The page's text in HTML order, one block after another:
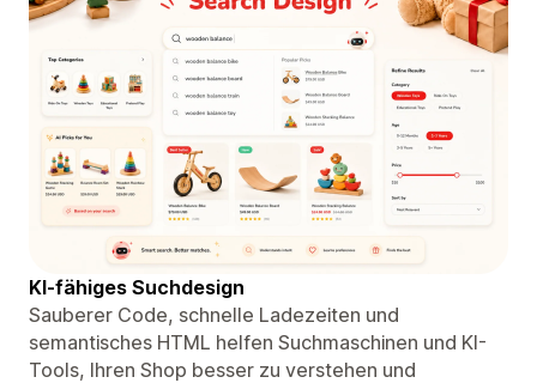
KI-fähiges Suchdesign
Sauberer Code, schnelle Ladezeiten und
semantisches HTML helfen Suchmaschinen und KI-
Tools, Ihren Shop besser zu verstehen und